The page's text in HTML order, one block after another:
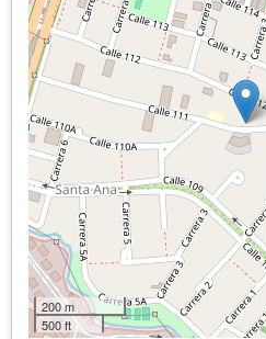
200 m
500 ft